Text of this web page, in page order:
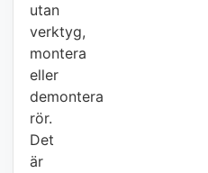
utan
verktyg,
montera
eller
demontera
rör.
Det
är